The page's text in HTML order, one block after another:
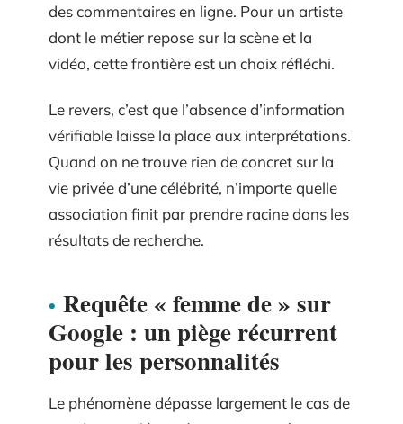
des commentaires en ligne. Pour un artiste
dont le métier repose sur la scène et la
vidéo, cette frontière est un choix réfléchi.
Le revers, c’est que l’absence d’information
vérifiable laisse la place aux interprétations.
Quand on ne trouve rien de concret sur la
vie privée d’une célébrité, n’importe quelle
association finit par prendre racine dans les
résultats de recherche.
Requête « femme de » sur
Google : un piège récurrent
pour les personnalités
Le phénomène dépasse largement le cas de